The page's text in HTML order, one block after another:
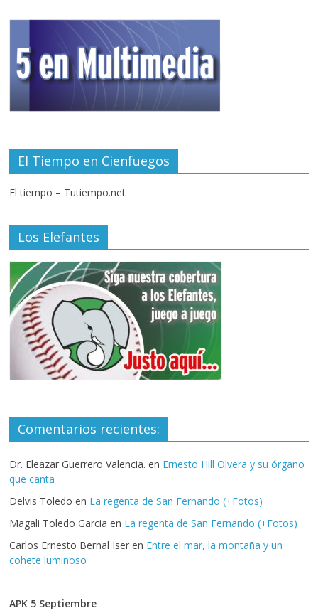
El Tiempo en Cienfuegos
El tiempo – Tutiempo.net
Los Elefantes
Comentarios recientes:
Dr. Eleazar Guerrero Valencia. en Ernesto Hill Olvera y su órgano
que canta
Delvis Toledo en La regenta de San Fernando (+Fotos)
Magali Toledo Garcia en La regenta de San Fernando (+Fotos)
Carlos Ernesto Bernal Iser en Entre el mar, la montaña y un
cohete luminoso
APK 5 Septiembre